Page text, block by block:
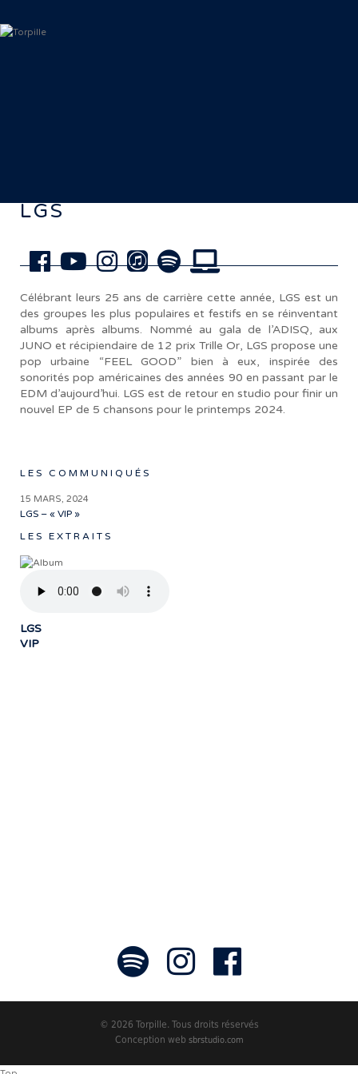
LGS
Célébrant leurs 25 ans de carrière cette année, LGS est un
des groupes les plus populaires et festifs en se réinventant
albums après albums. Nommé au gala de l’ADISQ, aux
JUNO et récipiendaire de 12 prix Trille Or, LGS propose une
pop urbaine “FEEL GOOD” bien à eux, inspirée des
sonorités pop américaines des années 90 en passant par le
EDM d’aujourd’hui. LGS est de retour en studio pour finir un
nouvel EP de 5 chansons pour le printemps 2024.
LES COMMUNIQUÉS
15 MARS, 2024
LGS – « VIP »
LES EXTRAITS
LGS
VIP
© 2026 Torpille. Tous droits réservés
Conception web sbrstudio.com